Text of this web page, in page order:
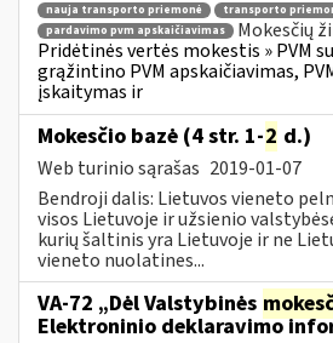
nauja transporto priemonė
transporto
pardavimo pvm apskaičiavimas
Mokesčių
Pridėtinės vertės mokestis » PVM
grąžintino PVM apskaičiavimas,
įskaitymas ir
Mokesčio bazė (4 str. 1-2 d.)
Web turinio sąrašas 2019-01-07
Bendroji dalis: Lietuvos vieneto
visos Lietuvoje ir užsienio
kurių šaltinis yra Lietuvoje ir ne
vieneto nuolatines...
VA-72 „Dėl Valstybinės
Elektroninio deklaravimo